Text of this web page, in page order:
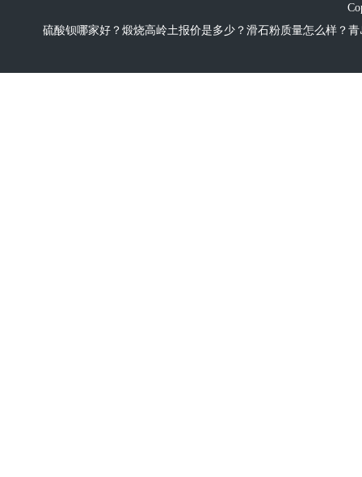
硫酸钡哪家好？煅烧高岭土报价是多少？滑石粉质量怎么样？